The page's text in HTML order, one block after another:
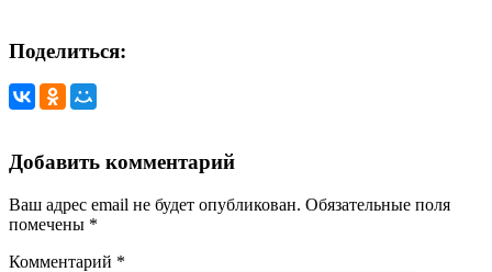
Поделиться:
Добавить комментарий
Ваш адрес email не будет опубликован. Обязательные поля
помечены *
Комментарий *